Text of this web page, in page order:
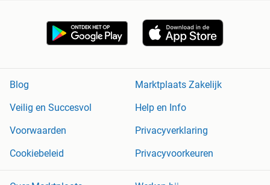
Blog
Marktplaats Zakelijk
Veilig en Succesvol
Help en Info
Voorwaarden
Privacyverklaring
Cookiebeleid
Privacyvoorkeuren